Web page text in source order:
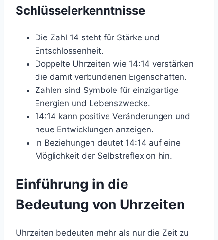
Schlüsselerkenntnisse
Die Zahl 14 steht für Stärke und
Entschlossenheit.
Doppelte Uhrzeiten wie 14:14 verstärken
die damit verbundenen Eigenschaften.
Zahlen sind Symbole für einzigartige
Energien und Lebenszwecke.
14:14 kann positive Veränderungen und
neue Entwicklungen anzeigen.
In Beziehungen deutet 14:14 auf eine
Möglichkeit der Selbstreflexion hin.
Einführung in die
Bedeutung von Uhrzeiten
Uhrzeiten bedeuten mehr als nur die Zeit zu